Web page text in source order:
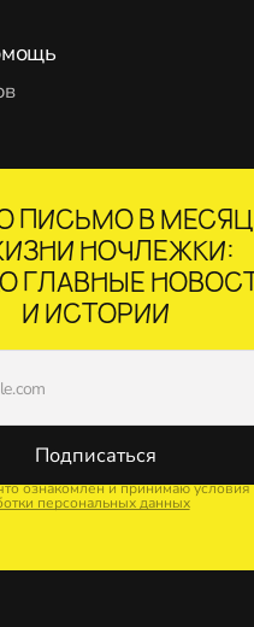
ПИСЬМО В МЕСЯЦ
НОЧЛЕЖКИ:
ГЛАВНЫЕ
И ИСТОРИИ
Подписаться
ознакомлен и принимаю условия
персональных данных